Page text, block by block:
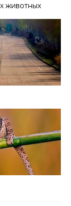
животных